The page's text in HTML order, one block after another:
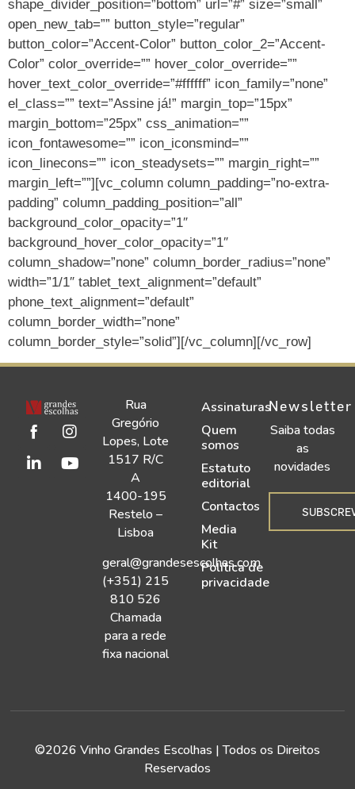
shape_divider_position=”bottom” url=”#” size=”small”
open_new_tab=”” button_style=”regular”
button_color=”Accent-Color” button_color_2=”Accent-
Color” color_override=”” hover_color_override=””
hover_text_color_override=”#ffffff” icon_family=”none”
el_class=”” text=”Assine já!” margin_top=”15px”
margin_bottom=”25px” css_animation=””
icon_fontawesome=”” icon_iconsmind=””
icon_linecons=”” icon_steadysets=”” margin_right=””
margin_left=””][vc_column column_padding=”no-extra-
padding” column_padding_position=”all”
background_color_opacity=”1″
background_hover_color_opacity=”1″
column_shadow=”none” column_border_radius=”none”
width=”1/1″ tablet_text_alignment=”default”
phone_text_alignment=”default”
column_border_width=”none”
column_border_style=”solid”][/vc_column][/vc_row]
Rua
Gregório
Lopes, Lote
1517 R/C
A
1400-195
Restelo –
Lisboa
geral@grandesescolhas.com
(+351) 215
810 526
Chamada
para a rede
fixa nacional
Assinaturas
Quem
somos
Estatuto
editorial
Contactos
Media
Kit
Política de
privacidade
Newsletter
Saiba todas
as
novidades
©2026 Vinho Grandes Escolhas | Todos os Direitos
Reservados